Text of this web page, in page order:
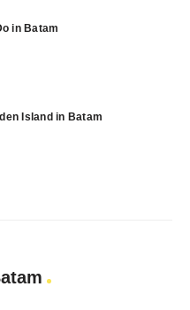
in Batam
Island in Batam